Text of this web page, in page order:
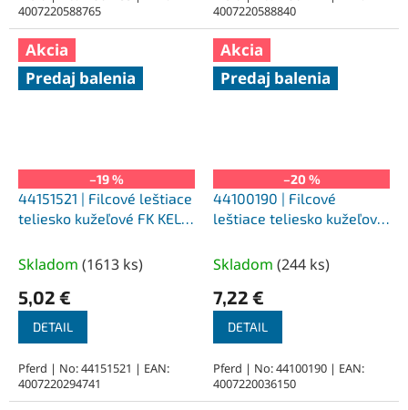
4007220588765
4007220588840
Akcia
Predaj balenia
–19 %
44151521 | Filcové leštiace
teliesko kužeľové FK KEL
(stredne tvrdé)
Skladom (1613 ks)
5,02 €
DETAIL
Pferd | No: 44151521 | EAN:
4007220294741
Akcia
Predaj balenia
–20 %
44100190 | Filcové
leštiace teliesko kužeľové
(tvrdé)
Skladom (244 ks)
7,22 €
DETAIL
Pferd | No: 44100190 | EAN:
4007220036150